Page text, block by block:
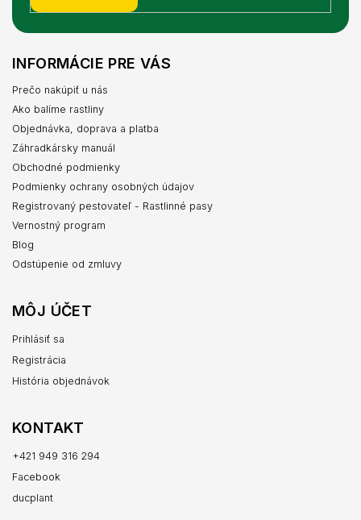
INFORMÁCIE PRE VÁS
Prečo nakúpiť u nás
Ako balíme rastliny
Objednávka, doprava a platba
Záhradkársky manuál
Obchodné podmienky
Podmienky ochrany osobných údajov
Registrovaný pestovateľ - Rastlinné pasy
Vernostný program
Blog
Odstúpenie od zmluvy
MÔJ ÚČET
Prihlásiť sa
Registrácia
História objednávok
KONTAKT
+421 949 316 294
Facebook
ducplant